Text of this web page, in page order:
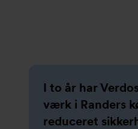
I to år har
værk i Randers
reduceret
Som den bedst
leverandør af de
ventiler, der
Armatec er
industrielle
Vi løser
bliver svært!
ventiler til stor